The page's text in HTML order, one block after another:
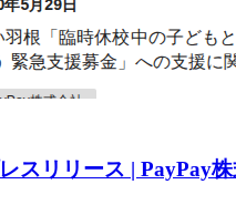
スリリース | PayPay